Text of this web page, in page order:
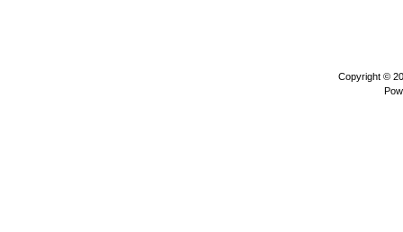
Copyright ©